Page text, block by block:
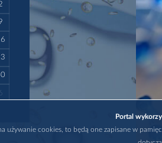
Portal
używanie cookies, to będą one zapisane w